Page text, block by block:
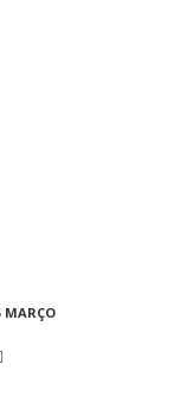
MARÇO